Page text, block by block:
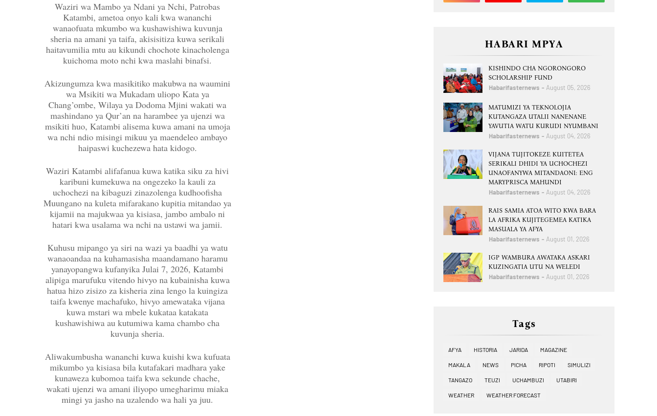
Waziri wa Mambo ya Ndani ya Nchi, Patrobas
Katambi, ametoa onyo kali kwa wananchi
wanaofuata mkumbo wa kushawishiwa kuvunja
sheria na amani ya taifa, akisisitiza kuwa serikali
haitavumilia mtu au kikundi chochote kinacholenga
kuichoma moto nchi kwa maslahi binafsi.
Akizungumza kwa masikitiko makubwa na waumini
wa Msikiti wa Mukadam uliopo Kata ya
Chang’ombe, Wilaya ya Dodoma Mjini wakati wa
mashindano ya Qur’an na harambee ya ujenzi wa
msikiti huo, Katambi alisema kuwa amani na umoja
wa nchi ndio misingi mikuu ya maendeleo ambayo
haipaswi kuchezewa hata kidogo.
Waziri Katambi alifafanua kuwa katika siku za hivi
karibuni kumekuwa na ongezeko la kauli za
uchochezi na kibaguzi zinazolenga kudhoofisha
Muungano na kuleta mifarakano kupitia mitandao ya
kijamii na majukwaa ya kisiasa, jambo ambalo ni
hatari kwa usalama wa nchi na ustawi wa jamii.
Kuhusu mipango ya siri na wazi ya baadhi ya watu
wanaoandaa na kuhamasisha maandamano haramu
yanayopangwa kufanyika Julai 7, 2026, Katambi
alipiga marufuku vitendo hivyo na kubainisha kuwa
hatua hizo zisizo za kisheria zina lengo la kuingiza
taifa kwenye machafuko, hivyo amewataka vijana
kuwa mstari wa mbele kukataa katakata
kushawishiwa au kutumiwa kama chambo cha
kuvunja sheria.
Aliwakumbusha wananchi kuwa kuishi kwa kufuata
mikumbo ya kisiasa bila kutafakari madhara yake
kunaweza kubomoa taifa kwa sekunde chache,
wakati ujenzi wa amani iliyopo umegharimu miaka
mingi ya jasho na uzalendo wa hali ya juu.
HABARI MPYA
KISHINDO CHA NGORONGORO
SCHOLARSHIP FUND
Habarifasternews August 05, 2026
MATUMIZI YA TEKNOLOJIA
KUTANGAZA UTALII NANENANE
YAVUTIA WATU KURUDI NYUMBANI
Habarifasternews August 04, 2026
VIJANA TUJITOKEZE KUITETEA
SERIKALI DHIDI YA UCHOCHEZI
UNAOFANYWA MITANDAONI: ENG
MARYPRISCA MAHUNDI
Habarifasternews August 04, 2026
RAIS SAMIA ATOA WITO KWA BARA
LA AFRIKA KUJITEGEMEA KATIKA
MASUALA YA AFYA
Habarifasternews August 01, 2026
IGP WAMBURA AWATAKA ASKARI
KUZINGATIA UTU NA WELEDI
Habarifasternews August 01, 2026
Tags
AFYA HISTORIA JARIDA MAGAZINE
MAKALA NEWS PICHA RIPOTI SIMULIZI
TANGAZO TEUZI UCHAMBUZI UTABIRI
WEATHER WEATHER FORECAST